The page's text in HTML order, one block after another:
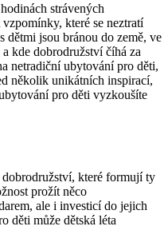
strávených
které se neztratí
jsou bránou do země, ve
kde dobrodružství číhá za
netradiční ubytování pro děti,
několik unikátních inspirací,
pro děti vyzkoušíte
které formují ty
prožít něco
ale i investicí do jejich
děti může dětská léta